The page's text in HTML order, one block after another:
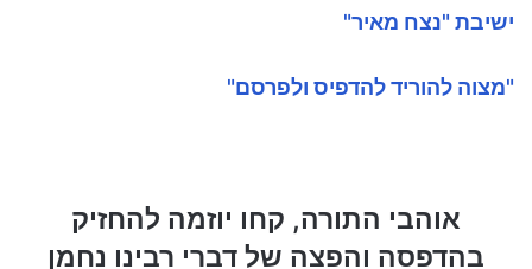
ישיבת "נצח מאיר"
"מצוה להוריד להדפיס ולפרסם"
אוהבי התורה, קחו יוזמה להחזיק
בהדפסה והפצה של דברי רבינו נחמן